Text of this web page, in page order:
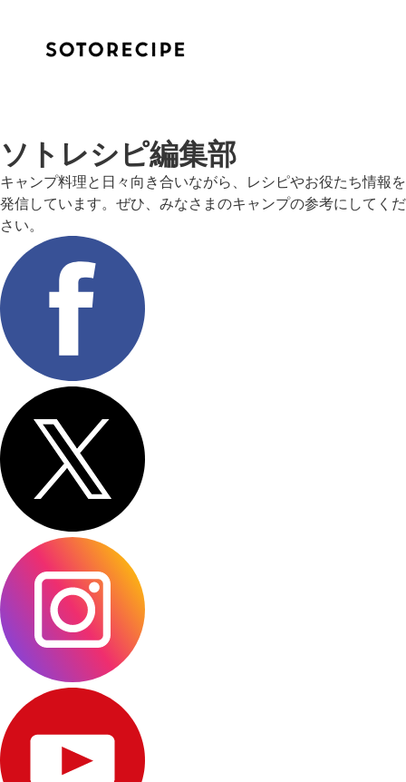
ソトレシピ編集部
キャンプ料理と日々向き合いながら、レシピやお役たち情報を
発信しています。ぜひ、みなさまのキャンプの参考にしてくだ
さい。